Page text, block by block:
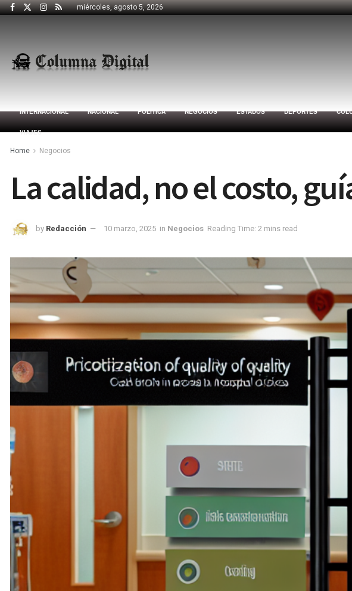
miércoles, agosto 5, 2026
INTERNACIONAL NACIONAL POLÍTICA NEGOCIOS ESTADOS DEPORTES
VIAJES
Home Negocios
La calidad, no el costo,
by Redacción 10 marzo, 2025 in Negocios Reading Time: 2 mins read